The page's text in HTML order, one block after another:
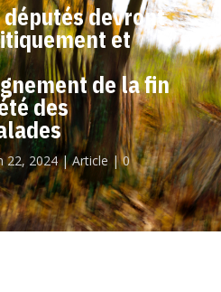
députés devront
et
de la fin
des
22, 2024|Article|0